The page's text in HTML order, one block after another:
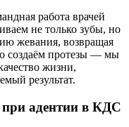
работа врачей
не только зубы, но
жевания, возвращая
создаём протезы — мы
жизни,
результат.
при адентии в КДС